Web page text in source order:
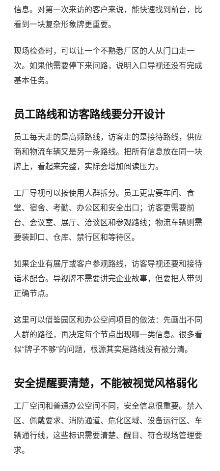
信息。对第一次来访的客户来说，能快速找到前台，比
看到一块复杂形象牌更重要。
现场检查时，可以让一个不熟悉厂区的人从门口走一
次。如果他需要停下来问路，说明入口导视还没有完成
基本任务。
员工路线和访客路线要分开设计
员工每天走的是高频路线，访客走的是接待路线，供应
商和物流车辆又是另一条路线。把所有信息放在同一块
牌上，看起来完整，实际会增加阅读压力。
工厂导视可以按使用人群拆分。员工更需要车间、食
堂、宿舍、考勤、办公区和安全出口；访客更需要前
台、会议室、展厅、洽谈区和参观路线；物流车辆则需
要装卸口、仓库、禁行区和等待区。
如果企业有展厅或客户参观路线，访客导视还要和接待
话术配合。导视牌不需要讲完企业故事，但要把人带到
正确节点。
这里可以借鉴园区和办公空间项目的做法：先画出不同
人群的路径，再决定每个节点出现哪一类信息。很多看
似“牌子不够”的问题，根源其实是路线没有被分清。
安全提醒要清楚，不能被视觉风格弱化
工厂空间和普通办公空间不同，安全信息很重要。禁入
区、佩戴要求、消防通道、危化区域、设备运行区、车
辆通行线，这些标识需要清楚、醒目、符合现场管理要
求。